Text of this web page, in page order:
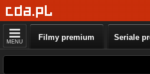
MENU Filmy premium Seriale